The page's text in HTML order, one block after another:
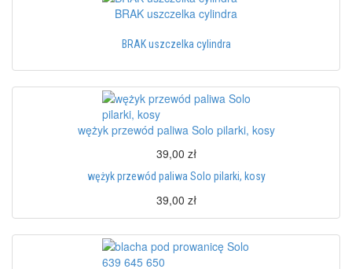
BRAK uszczelka cylindra
BRAK uszczelka cylindra
wężyk przewód paliwa Solo pilarki, kosy
39,00 zł
wężyk przewód paliwa Solo pilarki, kosy
39,00 zł